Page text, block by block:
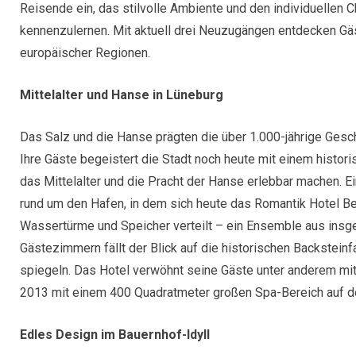
Reisende ein, das stilvolle Ambiente und den individuellen
kennenzulernen. Mit aktuell drei Neuzugängen entdecken
europäischer Regionen.
Mittelalter und Hanse in Lüneburg
Das Salz und die Hanse prägten die über 1.000-jährige
Ihre Gäste begeistert die Stadt noch heute mit einem
das Mittelalter und die Pracht der Hanse erlebbar machen.
rund um den Hafen, in dem sich heute das Romantik Hotel
Wassertürme und Speicher verteilt – ein Ensemble aus
Gästezimmern fällt der Blick auf die historischen
spiegeln. Das Hotel verwöhnt seine Gäste unter anderem
2013 mit einem 400 Quadratmeter großen Spa-Bereich auf
Edles Design im Bauernhof-Idyll